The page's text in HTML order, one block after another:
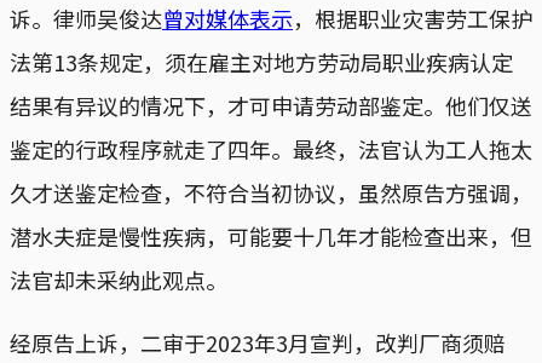
诉。律师吴俊达曾对媒体表示，根据职业灾害劳工保护
法第13条规定，须在雇主对地方劳动局职业疾病认定
结果有异议的情况下，才可申请劳动部鉴定。他们仅送
鉴定的行政程序就走了四年。最终，法官认为工人拖太
久才送鉴定检查，不符合当初协议，虽然原告方强调，
潜水夫症是慢性疾病，可能要十几年才能检查出来，但
法官却未采纳此观点。
经原告上诉，二审于2023年3月宣判，改判厂商须赔